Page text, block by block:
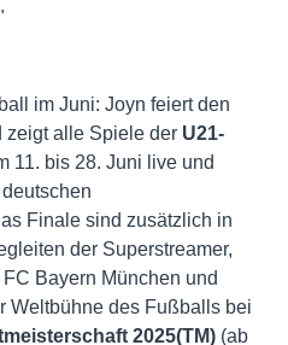
im Juni: Joyn feiert den
zeigt alle Spiele der U21-
11. bis 28. Juni live und
Finale sind zusätzlich in
der Superstreamer,
Bayern München und
Weltbühne des Fußballs bei
2025(TM) (ab